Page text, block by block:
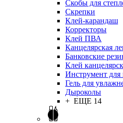
Скобы для
Скрепки
Клей-карандаш
Корректоры
Клей ПВА
Канцелярская
Банковские
Клей
Инструмент
Гель для
Дыроколы
+ ЕЩЕ 14